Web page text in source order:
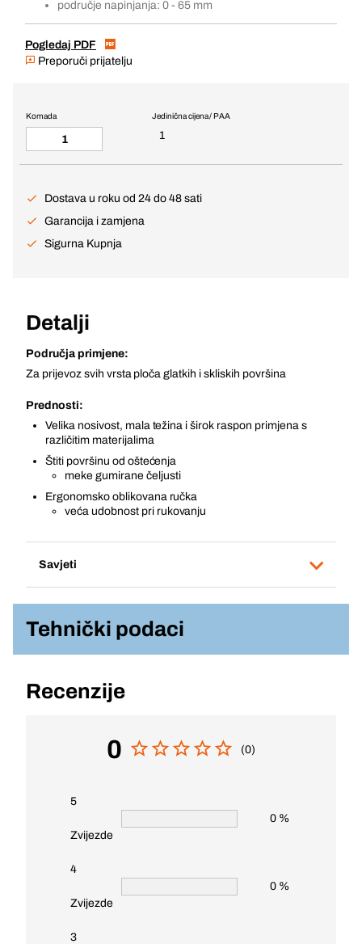
područje napinjanja: 0 - 65 mm
Pogledaj PDF
Preporuči prijatelju
Jedinična cijena / PAA
1
Komada
Dostava u roku od 24 do 48 sati
Garancija i zamjena
Sigurna Kupnja
Detalji
Područja primjene:
Za prijevoz svih vrsta ploča glatkih i skliskih površina
Prednosti:
Velika nosivost, mala težina i širok raspon primjena s
različitim materijalima
Štiti površinu od oštećenja
meke gumirane čeljusti
Ergonomsko oblikovana ručka
veća udobnost pri rukovanju
Savjeti
Tehnički podaci
Recenzije
0 (0)
5
Zvijezde
0 %
4
Zvijezde
0 %
3